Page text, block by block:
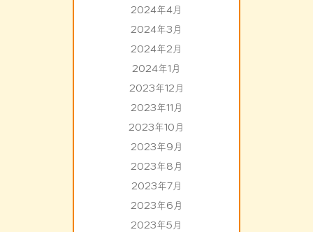
2024年4月
2024年3月
2024年2月
2024年1月
2023年12月
2023年11月
2023年10月
2023年9月
2023年8月
2023年7月
2023年6月
2023年5月